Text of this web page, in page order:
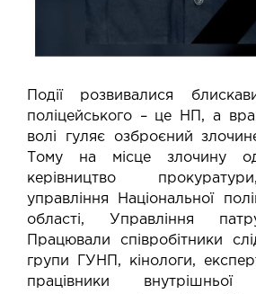
Події розвивалися
поліцейського – це НП, а
волі гуляє озброєний
Тому на місце злочину
керівництво
управління Національної
області, Управління
Працювали співробітники
групи ГУНП, кінологи,
працівники